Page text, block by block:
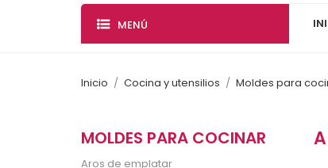
MENÚ
Inicio Cocina y utensilios Moldes para
MOLDES PARA COCINAR
Aros de emplatar